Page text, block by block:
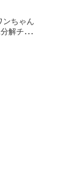
ンちゃん
解チキ
グフー
（体重